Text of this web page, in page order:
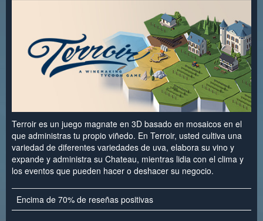
Terroir es un juego magnate en 3D basado en mosaicos en el
que administras tu propio viñedo. En Terroir, usted cultiva una
variedad de diferentes variedades de uva, elabora su vino y
expande y administra su Chateau, mientras lidia con el clima y
los eventos que pueden hacer o deshacer su negocio.
Encima de 70% de reseñas positivas